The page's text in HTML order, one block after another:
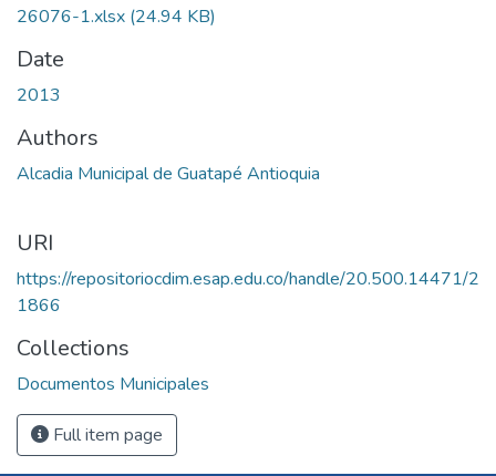
26076-1.xlsx (24.94 KB)
Date
2013
Authors
Alcadia Municipal de Guatapé Antioquia
URI
https://repositoriocdim.esap.edu.co/handle/20.500.14471/2
1866
Collections
Documentos Municipales
Full item page